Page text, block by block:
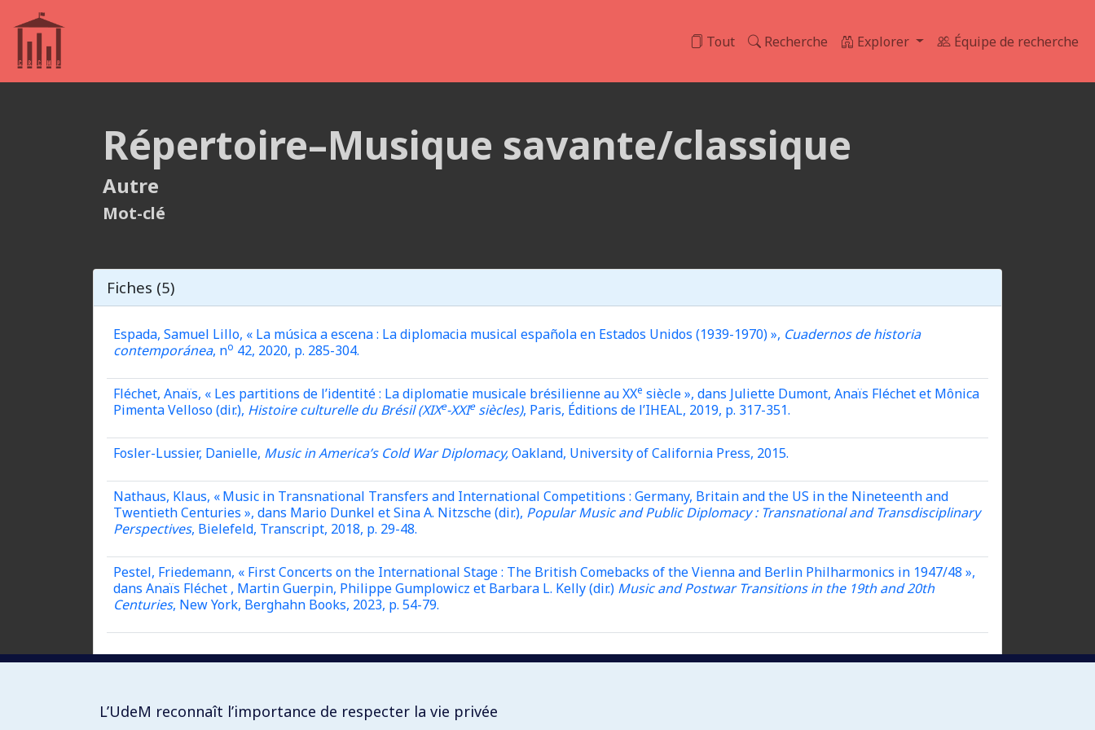
Tout Recherche Explorer Équipe de recherche
Répertoire–Musique savante/classique
Autre
Mot-clé
Fiches (5)
Espada, Samuel Lillo, « La música a escena : La diplomacia musical española en Estados Unidos (1939-1970) », Cuadernos de historia
contemporánea, no 42, 2020, p. 285-304.
Fléchet, Anaïs, « Les partitions de l’identité : La diplomatie musicale brésilienne au XXe siècle », dans Juliette Dumont, Anaïs Fléchet et Mônica
Pimenta Velloso (dir.), Histoire culturelle du Brésil (XIXe-XXIesiècles), Paris, Éditions de l’IHEAL, 2019, p. 317-351.
Fosler-Lussier, Danielle, Music in America’s Cold War Diplomacy,Oakland, University of California Press, 2015.
Nathaus, Klaus, « Music in Transnational Transfers and International Competitions : Germany, Britain and the US in the Nineteenth and
Twentieth Centuries », dans Mario Dunkel et Sina A. Nitzsche (dir.), Popular Music and Public Diplomacy : Transnational and Transdisciplinary
Perspectives, Bielefeld, Transcript, 2018, p. 29-48.
Pestel, Friedemann, « First Concerts on the International Stage : The British Comebacks of the Vienna and Berlin Philharmonics in 1947/48 »,
dans Anaïs Fléchet , Martin Guerpin, Philippe Gumplowicz et Barbara L. Kelly (dir.) Music and Postwar Transitions in the 19th and 20th
Centuries, New York, Berghahn Books, 2023, p. 54-79.
L’UdeM reconnaît l’importance de respecter la vie privée